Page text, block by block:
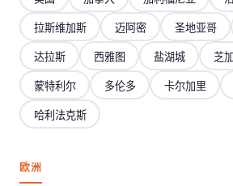
拉斯维加斯 迈阿密 圣地亚哥
达拉斯 西雅图 盐湖城 芝
蒙特利尔 多伦多 卡尔加里
哈利法克斯
欧洲